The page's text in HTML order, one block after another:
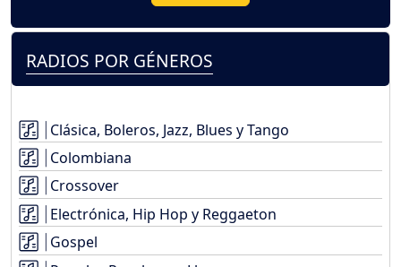
RADIOS POR GÉNEROS
Clásica, Boleros, Jazz, Blues y Tango
Colombiana
Crossover
Electrónica, Hip Hop y Reggaeton
Gospel